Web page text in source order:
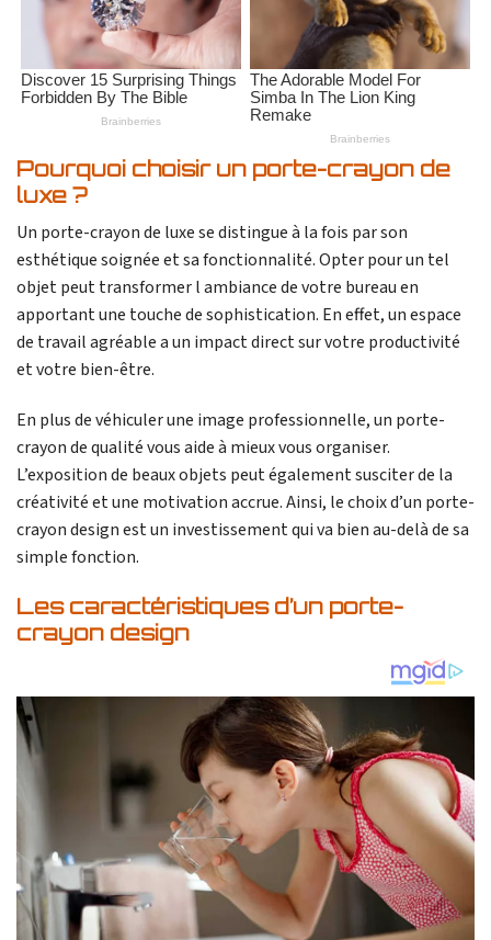
Pourquoi choisir un porte-crayon de
luxe ?
Un porte-crayon de luxe se distingue à la fois par son
esthétique soignée et sa fonctionnalité. Opter pour un tel
objet peut transformer l ambiance de votre bureau en
apportant une touche de sophistication. En effet, un espace
de travail agréable a un impact direct sur votre productivité
et votre bien-être.
En plus de véhiculer une image professionnelle, un porte-
crayon de qualité vous aide à mieux vous organiser.
L’exposition de beaux objets peut également susciter de la
créativité et une motivation accrue. Ainsi, le choix d’un porte-
crayon design est un investissement qui va bien au-delà de sa
simple fonction.
Les caractéristiques d’un porte-
crayon design